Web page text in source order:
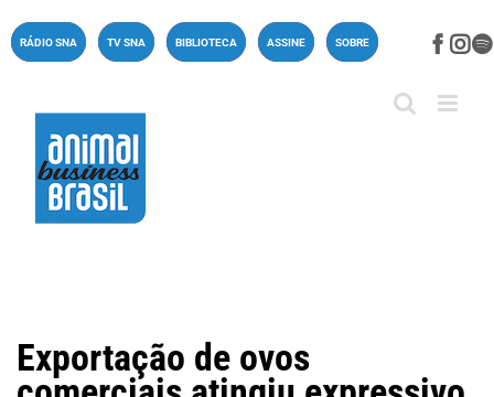
paraRÁDIO SNA TV SNA BIBLIOTECA ASSINE SOBRE
Exportação de ovos